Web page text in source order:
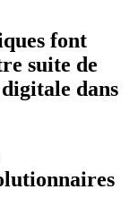
font
suite de
dans